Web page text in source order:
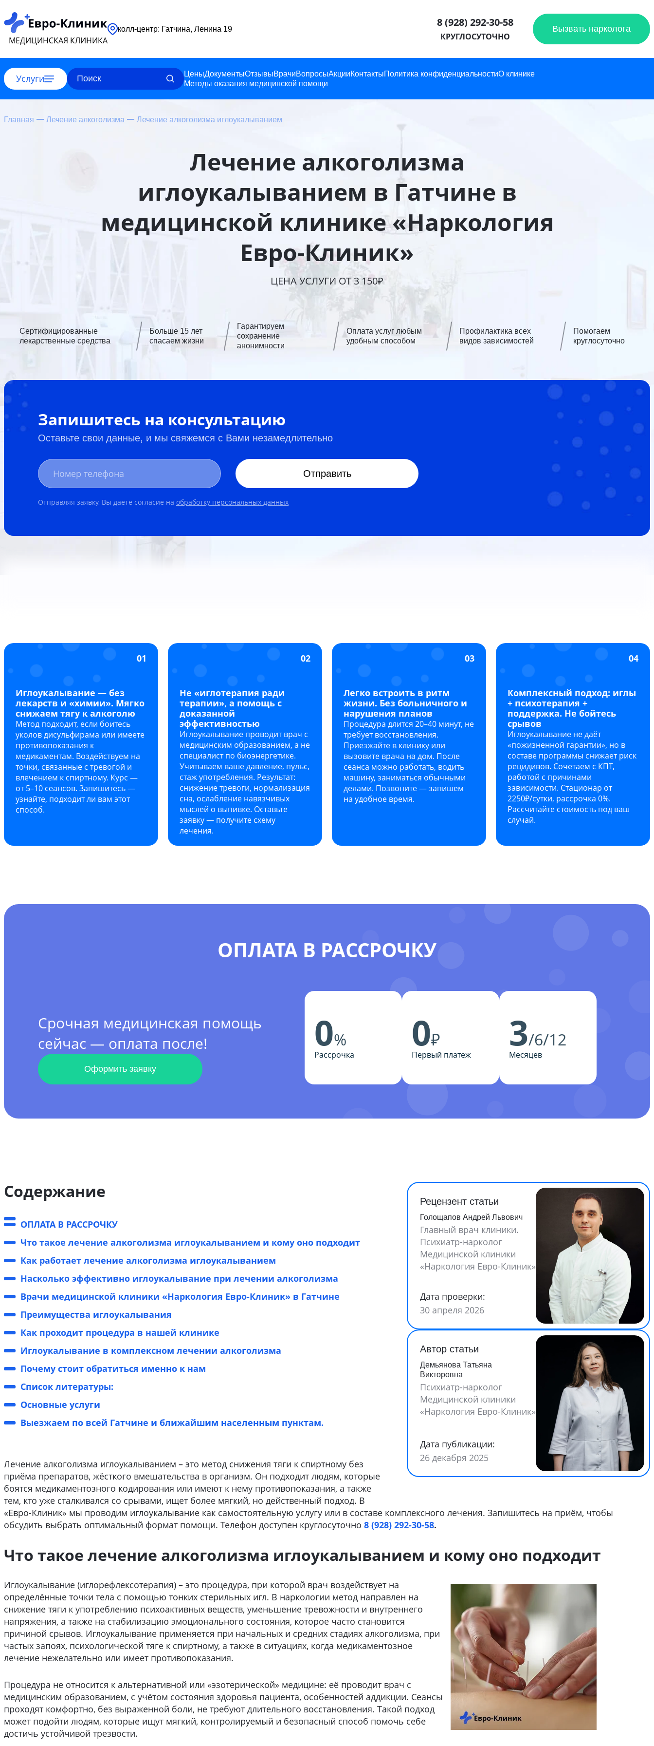
МЕДИЦИНСКАЯ КЛИНИКА
колл-центр: Гатчина, Ленина 19 8 (928) 292-30-58
КРУГЛОСУТОЧНО
Вызвать нарколога
Услуги ЦеныДокументыОтзывыВрачиВопросыАкцииКонтактыПолитика конфиденциальностиО клинике
Методы оказания медицинской помощи
Главная Лечение алкоголизма Лечение алкоголизма иглоукалыванием
Лечение алкоголизма
иглоукалыванием в Гатчине в
медицинской клинике «Наркология
Евро-Клиник»
ЦЕНА УСЛУГИ ОТ 3 150₽
Сертифицированные
лекарственные средства
Больше 15 лет
спасаем жизни
Гарантируем
сохранение
анонимности
Оплата услуг любым
удобным способом
Профилактика всех
видов зависимостей
Помогаем
круглосуточно
Запишитесь на консультацию
Оставьте свои данные, и мы свяжемся с Вами незамедлительно
Отправить
Отправляя заявку, Вы даете согласие на обработку персональных данных
01
Иглоукалывание — без
лекарств и «химии». Мягко
снижаем тягу к алкоголю
Метод подходит, если боитесь
уколов дисульфирама или имеете
противопоказания к
медикаментам. Воздействуем на
точки, связанные с тревогой и
влечением к спиртному. Курс —
от 5–10 сеансов. Запишитесь —
узнайте, подходит ли вам этот
способ.
02
Не «иглотерапия ради
терапии», а помощь с
доказанной
эффективностью
Иглоукалывание проводит врач с
медицинским образованием, а не
специалист по биоэнергетике.
Учитываем ваше давление, пульс,
стаж употребления. Результат:
снижение тревоги, нормализация
сна, ослабление навязчивых
мыслей о выпивке. Оставьте
заявку — получите схему
лечения.
03
Легко встроить в ритм
жизни. Без больничного и
нарушения планов
Процедура длится 20–40 минут, не
требует восстановления.
Приезжайте в клинику или
вызовите врача на дом. После
сеанса можно работать, водить
машину, заниматься обычными
делами. Позвоните — запишем
на удобное время.
04
Комплексный подход: иглы
+ психотерапия +
поддержка. Не бойтесь
срывов
Иглоукалывание не даёт
«пожизненной гарантии», но в
составе программы снижает риск
рецидивов. Сочетаем с КПТ,
работой с причинами
зависимости. Стационар от
2250₽/сутки, рассрочка 0%.
Рассчитайте стоимость под ваш
случай.
ОПЛАТА В РАССРОЧКУ
Срочная медицинская помощь
сейчас — оплата после!
0%
Рассрочка 0₽
Первый платеж 3/6/12
Месяцев
Оформить заявку
Рецензент статьи
Голощапов Андрей Львович
Главный врач клиники.
Психиатр-нарколог
Медицинской клиники
«Наркология Евро-Клиник»
Дата проверки:
30 апреля 2026
Автор статьи
Демьянова Татьяна
Викторовна
Психиатр-нарколог
Медицинской клиники
«Наркология Евро-Клиник»
Дата публикации:
26 декабря 2025
Содержание
ОПЛАТА В РАССРОЧКУ
Что такое лечение алкоголизма иглоукалыванием и кому оно подходит
Как работает лечение алкоголизма иглоукалыванием
Насколько эффективно иглоукалывание при лечении алкоголизма
Врачи медицинской клиники «Наркология Евро-Клиник» в Гатчине
Преимущества иглоукалывания
Как проходит процедура в нашей клинике
Иглоукалывание в комплексном лечении алкоголизма
Почему стоит обратиться именно к нам
Список литературы:
Основные услуги
Выезжаем по всей Гатчине и ближайшим населенным пунктам.
Лечение алкоголизма иглоукалыванием – это метод снижения тяги к спиртному без
приёма препаратов, жёсткого вмешательства в организм. Он подходит людям, которые
боятся медикаментозного кодирования или имеют к нему противопоказания, а также
тем, кто уже сталкивался со срывами, ищет более мягкий, но действенный подход. В
«Евро-Клиник» мы проводим иглоукалывание как самостоятельную услугу или в составе комплексного лечения. Запишитесь на приём, чтобы
обсудить выбрать оптимальный формат помощи. Телефон доступен круглосуточно 8 (928) 292-30-58.
Что такое лечение алкоголизма иглоукалыванием и кому оно подходит
Иглоукалывание (иглорефлексотерапия) – это процедура, при которой врач воздействует на
определённые точки тела с помощью тонких стерильных игл. В наркологии метод направлен на
снижение тяги к употреблению психоактивных веществ, уменьшение тревожности и внутреннего
напряжения, а также на стабилизацию эмоционального состояния, которое часто становится
причиной срывов. Иглоукалывание применяется при начальных и средних стадиях алкоголизма, при
частых запоях, психологической тяге к спиртному, а также в ситуациях, когда медикаментозное
лечение нежелательно или имеет противопоказания.
Процедура не относится к альтернативной или «эзотерической» медицине: её проводит врач с
медицинским образованием, с учётом состояния здоровья пациента, особенностей аддикции. Сеансы
проходят комфортно, без выраженной боли, не требуют длительного восстановления. Такой подход
может подойти людям, которые ищут мягкий, контролируемый и безопасный способ помочь себе
достичь устойчивой трезвости.